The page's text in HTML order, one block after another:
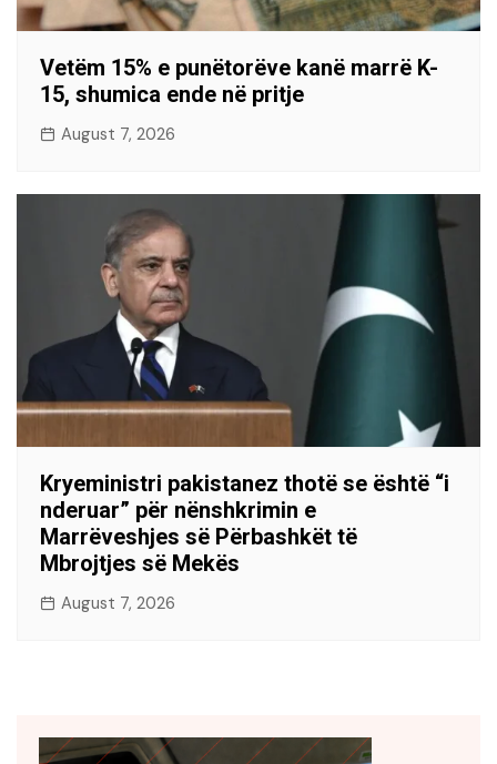
Vetëm 15% e punëtorëve kanë marrë K-
15, shumica ende në pritje
August 7, 2026
Kryeministri pakistanez thotë se është “i
nderuar” për nënshkrimin e
Marrëveshjes së Përbashkët të
Mbrojtjes së Mekës
August 7, 2026